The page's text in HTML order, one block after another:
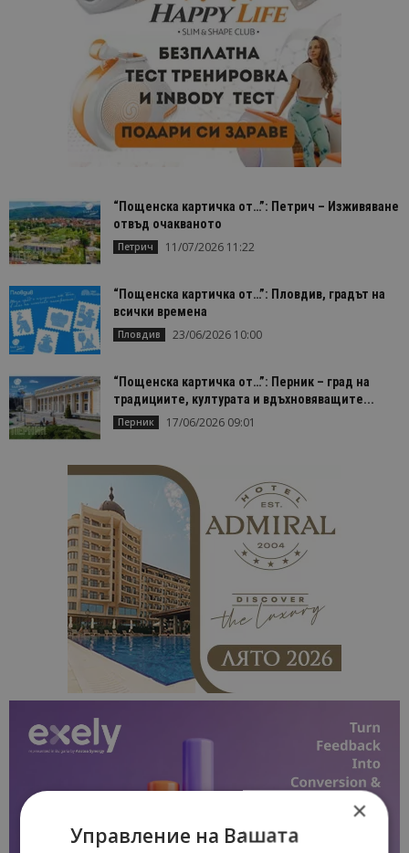
“Пощенска картичка от…”: Петрич – Изживяване
отвъд очакваното
Петрич 11/07/2026 11:22
“Пощенска картичка от…”: Пловдив, градът на
всички времена
Пловдив 23/06/2026 10:00
“Пощенска картичка от…”: Перник – град на
традициите, културата и вдъхновяващите...
Перник 17/06/2026 09:01
×
Управление на Вашата